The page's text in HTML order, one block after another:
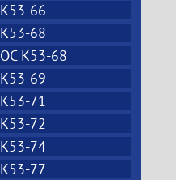
К53-66
К53-68
ОС К53-68
К53-69
К53-71
К53-72
К53-74
К53-77